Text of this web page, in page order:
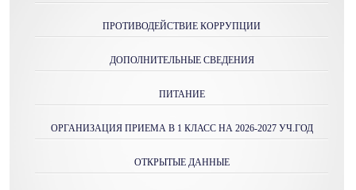
ПРОТИВОДЕЙСТВИЕ КОРРУПЦИИ
ДОПОЛНИТЕЛЬНЫЕ СВЕДЕНИЯ
ПИТАНИЕ
ОРГАНИЗАЦИЯ ПРИЕМА В 1 КЛАСС НА 2026-2027 УЧ.ГОД
ОТКРЫТЫЕ ДАННЫЕ